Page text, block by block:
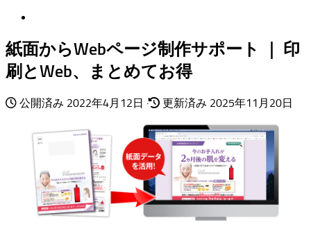
紙面からWebページ制作サポート ｜ 印
刷とWeb、まとめてお得
公開済み 2022年4月12日 · 更新済み 2025年11月20日